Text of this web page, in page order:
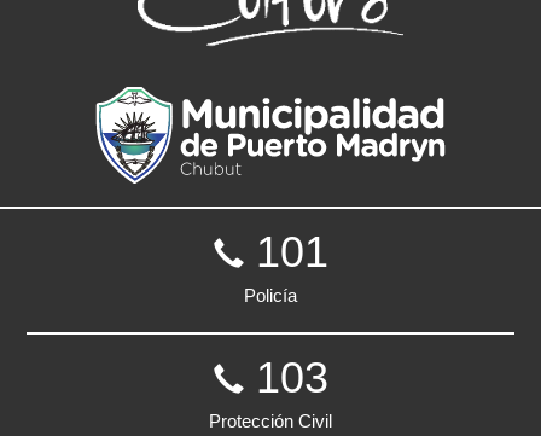
101
Policía
103
Protección Civil